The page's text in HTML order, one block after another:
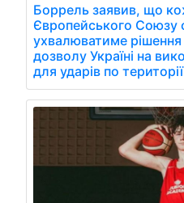
Боррель заявив, що
Європейського Союзу
ухвалюватиме
дозволу Україні на
для ударів по території